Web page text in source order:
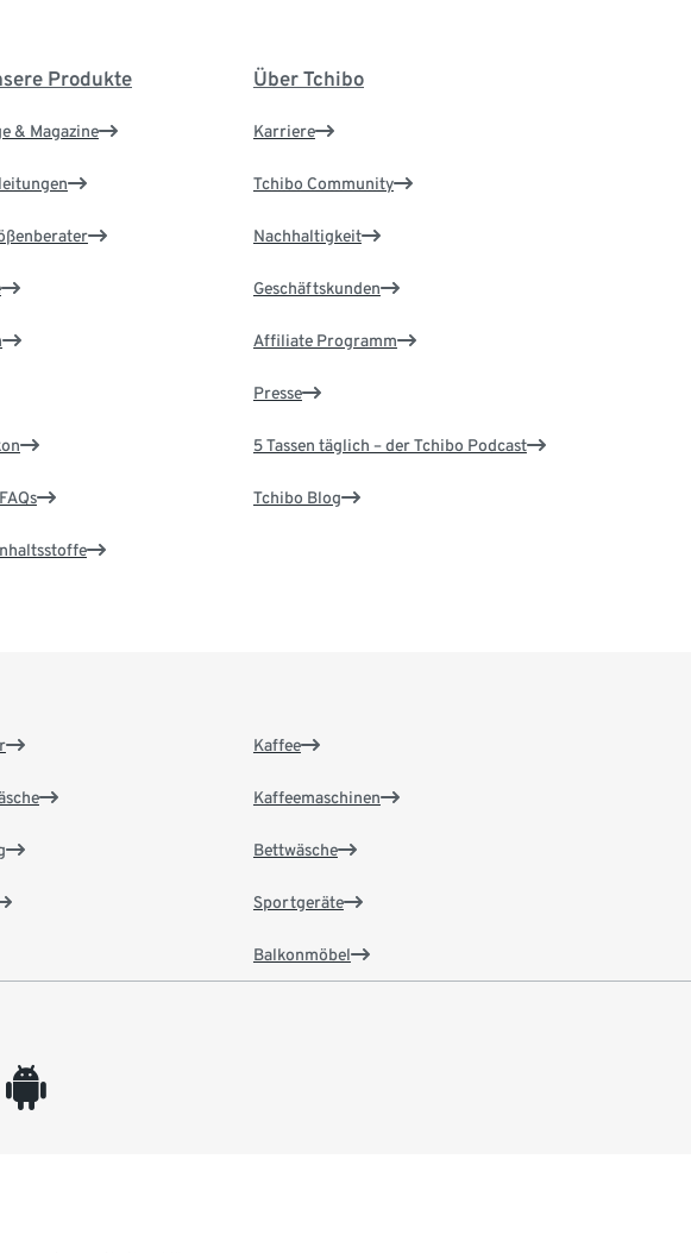
Produkte
& Magazine
Über Tchibo
Karriere
Tchibo Community
Nachhaltigkeit
Geschäftskunden
Affiliate Programm
Presse
5 Tassen täglich – der Tchibo Podcast
Tchibo Blog
Kaffee
Kaffeemaschinen
Bettwäsche
Sportgeräte
Balkonmöbel
android